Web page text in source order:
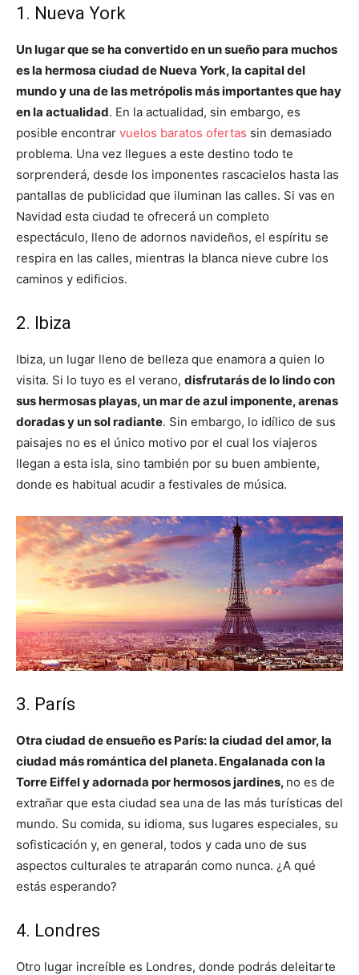
1. Nueva York
Un lugar que se ha convertido en un sueño para muchos
es la hermosa ciudad de Nueva York, la capital del
mundo y una de las metrópolis más importantes que hay
en la actualidad. En la actualidad, sin embargo, es
posible encontrar vuelos baratos ofertas sin demasiado
problema. Una vez llegues a este destino todo te
sorprenderá, desde los imponentes rascacielos hasta las
pantallas de publicidad que iluminan las calles. Si vas en
Navidad esta ciudad te ofrecerá un completo
espectáculo, lleno de adornos navideños, el espíritu se
respira en las calles, mientras la blanca nieve cubre los
caminos y edificios.
2. Ibiza
Ibiza, un lugar lleno de belleza que enamora a quien lo
visita. Si lo tuyo es el verano, disfrutarás de lo lindo con
sus hermosas playas, un mar de azul imponente, arenas
doradas y un sol radiante. Sin embargo, lo idílico de sus
paisajes no es el único motivo por el cual los viajeros
llegan a esta isla, sino también por su buen ambiente,
donde es habitual acudir a festivales de música.
3. París
Otra ciudad de ensueño es París: la ciudad del amor, la
ciudad más romántica del planeta. Engalanada con la
Torre Eiffel y adornada por hermosos jardines, no es de
extrañar que esta ciudad sea una de las más turísticas del
mundo. Su comida, su idioma, sus lugares especiales, su
sofisticación y, en general, todos y cada uno de sus
aspectos culturales te atraparán como nunca. ¿A qué
estás esperando?
4. Londres
Otro lugar increíble es Londres, donde podrás deleitarte